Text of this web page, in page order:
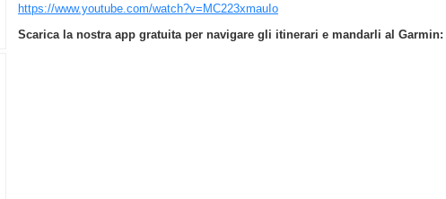
https://www.youtube.com/watch?v=MC223xmauIo
Scarica la nostra app gratuita per navigare gli itinerari e mandarli al Garmin: